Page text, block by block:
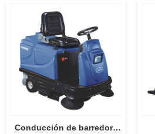
Conducción de barredora